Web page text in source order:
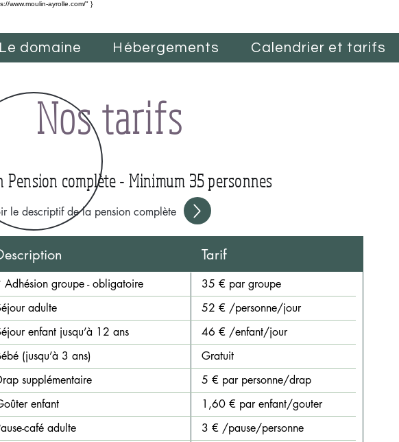
www.moulin-ayrolle.com/" }
Le domaine Hébergements Calendrier et tarifs
Nos tarifs
Pension complète - Minimum 35 personnes
le descriptif de la pension complète
Tarif
Adhésion groupe - obligatoire
35 € par groupe
adulte
52 € /personne/jour
enfant jusqu’à 12 ans
46 € /enfant/jour
(jusqu’à 3 ans)
Gratuit
supplémentaire
5 € par personne/drap
enfant
1,60 € par enfant/gouter
café adulte
3 € /pause/personne